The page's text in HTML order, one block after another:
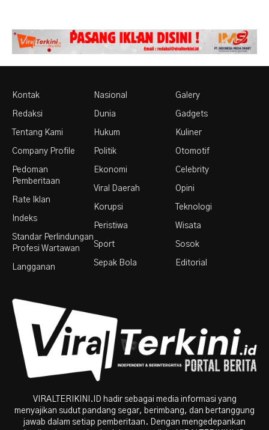
Kontak
Redaksi
Tentang Kami
Company Profile
Pedoman
Pemberitaan
Rate Iklan
Indeks
Standar Perlindungan
Profesi Wartawan
Langganan
Nasional
Dunia
Hukum
Politik
Ekonomi
Viral Daerah
Korupsi
Peristiwa
Sport
Sepak Bola
Galery
Gadgets
Kuliner
Otomotif
Celebrity
Opini
Teknologi
Wisata
Sosok
Editorial
VIRALTERIKINI.ID hadir sebagai media informasi yang
menyajikan sudut pandang segar, berimbang, dan bertanggung
jawab dalam setiap pemberitaan. Dengan mengedepankan